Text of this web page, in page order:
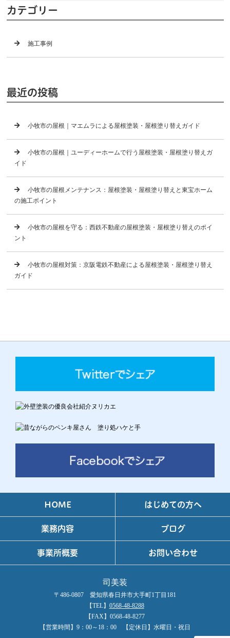
カテゴリー
施工事例
最近の投稿
小牧市の屋根｜マエムラによる屋根塗装・屋根塗り替えガイド
小牧市の屋根｜ユーディーホームで行う屋根塗装・屋根塗り替えガ
イド
小牧市の屋根メンテナンス：屋根塗装・屋根塗り替えと東宝ホーム
の施工ポイント
小牧市の屋根を守る：西鉄不動産の屋根塗装・屋根塗り替えのポイ
ント
小牧市の屋根対策：京阪電鉄不動産による屋根塗装・屋根塗り替え
ガイド
HOME はじめての方へ
業務内容 ブログ
事業所概要 お問い合わせ
司美装
〒486-0807 愛知県春日井市大手町1丁目181
【TEL】 0568-48-8288
【FAX】0568-48-8277
【営業時間】9：00～18：00 【定休日】水曜日・祝日